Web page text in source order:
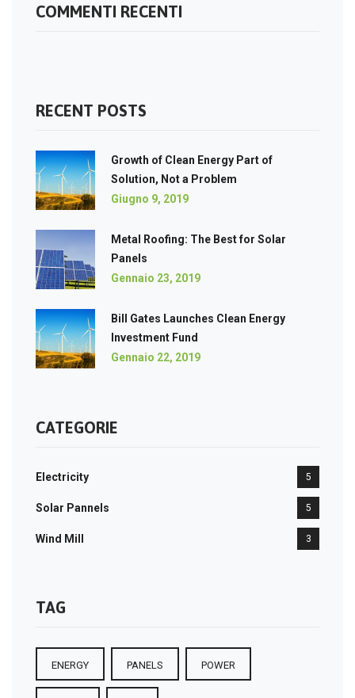
COMMENTI RECENTI
RECENT POSTS
Growth of Clean Energy Part of
Solution, Not a Problem
Giugno 9, 2019
Metal Roofing: The Best for Solar
Panels
Gennaio 23, 2019
Bill Gates Launches Clean Energy
Investment Fund
Gennaio 22, 2019
CATEGORIE
Electricity 5
Solar Pannels 5
Wind Mill 3
TAG
ENERGY PANELS POWER